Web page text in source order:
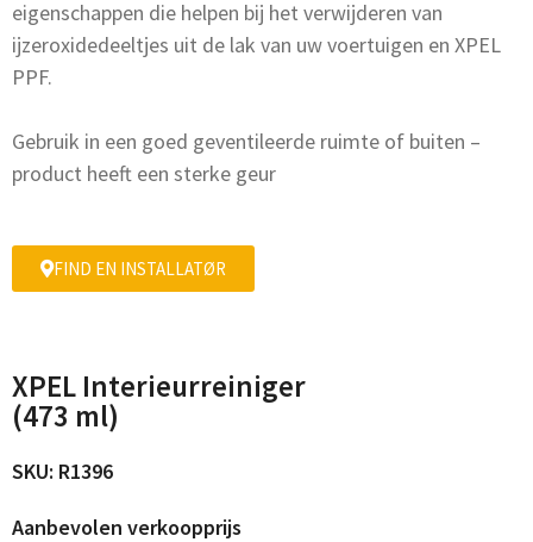
eigenschappen die helpen bij het verwijderen van
ijzeroxidedeeltjes uit de lak van uw voertuigen en XPEL
PPF.
Gebruik in een goed geventileerde ruimte of buiten –
product heeft een sterke geur
FIND EN INSTALLATØR
XPEL Interieurreiniger
(473 ml)
SKU: R1396
Aanbevolen verkoopprijs